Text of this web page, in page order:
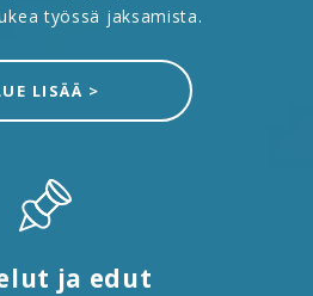
työssä jaksamista.
LISÄÄ >
ja edut